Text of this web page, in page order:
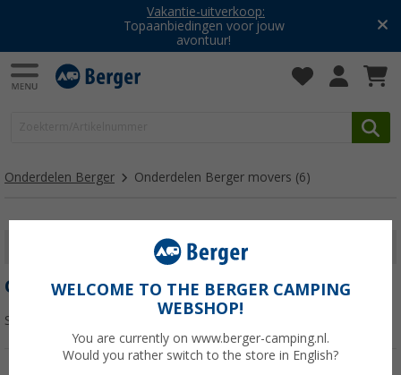
Vakantie-uitverkoop:
Topaanbiedingen voor jouw
avontuur!
Onderdelen Berger Onderdelen Berger movers (6)
FILTER WEERGEVEN
ONDERDELEN BERGER MOVERS
Sorteren:
WELCOME TO THE BERGER CAMPING
WEBSHOP!
You are currently on www.berger-camping.nl.
Would you rather switch to the store in English?